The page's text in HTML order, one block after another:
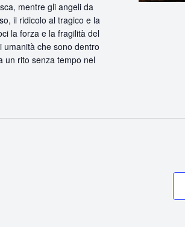
mentre gli angeli da
il ridicolo al tragico e la
la forza e la fragilità del
che sono dentro
un rito senza tempo nel